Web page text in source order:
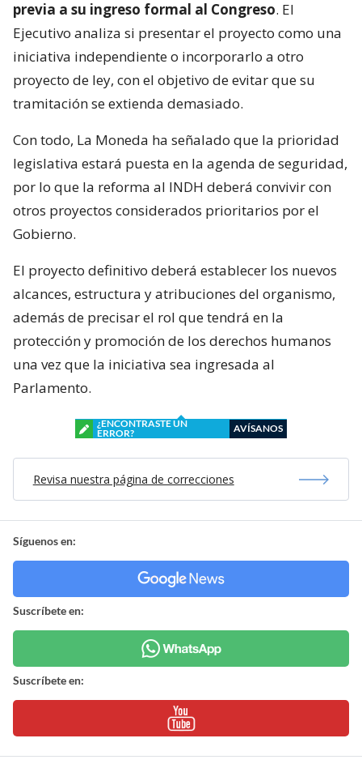
previa a su ingreso formal al Congreso. El
Ejecutivo analiza si presentar el proyecto como una
iniciativa independiente o incorporarlo a otro
proyecto de ley, con el objetivo de evitar que su
tramitación se extienda demasiado.
Con todo, La Moneda ha señalado que la prioridad
legislativa estará puesta en la agenda de seguridad,
por lo que la reforma al INDH deberá convivir con
otros proyectos considerados prioritarios por el
Gobierno.
El proyecto definitivo deberá establecer los nuevos
alcances, estructura y atribuciones del organismo,
además de precisar el rol que tendrá en la
protección y promoción de los derechos humanos
una vez que la iniciativa sea ingresada al
Parlamento.
¿ENCONTRASTE UN
ERROR?
AVÍSANOS
Revisa nuestra página de correcciones
Síguenos en:
Suscríbete en:
Suscríbete en: